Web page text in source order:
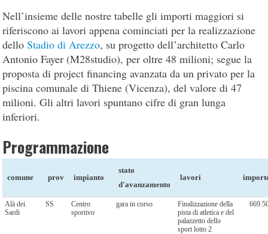
Nell’insieme delle nostre tabelle gli importi maggiori si
riferiscono ai lavori appena cominciati per la realizzazione
delloStadio di Arezzo, su progetto dell’architetto Carlo
Antonio Fayer (M28studio), per oltre 48 milioni; segue la
proposta di project financing avanzata da un privato per la
piscina comunale di Thiene (Vicenza), del valore di 47
milioni. Gli altri lavori spuntano cifre di gran lunga
inferiori.
Programmazione
comune prov impianto
stato
d'avanzamento
lavori
Alà dei
Sardi
SS
Centro
sportivo
gara in corso
Finalizzazione della
pista di atletica e del
palazzetto dello
sport lotto 2